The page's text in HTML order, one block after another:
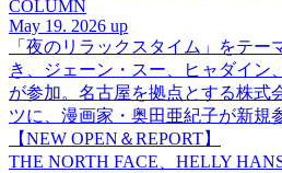
COLUMN
May 19. 2026 up
「夜のリラックスタイム」をテ
き、ジェーン・スー、ヒャダイン
が参加。名古屋を拠点とする株式
ツに、漫画家・奥田亜紀子が新規
【NEW OPEN＆REPORT】
THE NORTH FACE、HELLY